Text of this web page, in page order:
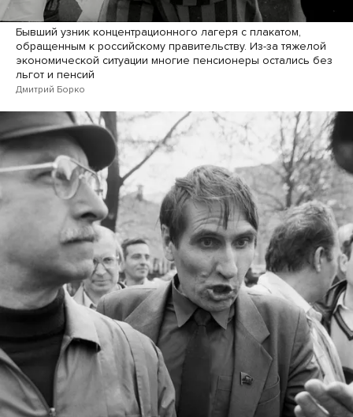
Бывший узник концентрационного лагеря с плакатом,
обращенным к российскому правительству. Из-за тяжелой
экономической ситуации многие пенсионеры остались без
льгот и пенсий
Дмитрий Борко